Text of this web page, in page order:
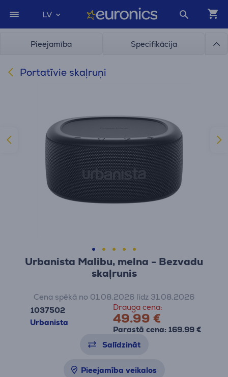
LV
Pieejamība Specifikācija
Portatīvie skaļruņi
Urbanista Malibu, melna - Bezvadu
skaļrunis
1037502
Urbanista
Drauga cena:
49.99 €
Parastā cena: 169.99 €
Cena spēkā no 01.08.2026 līdz 31.08.2026
Salīdzināt
Pieejamība veikalos